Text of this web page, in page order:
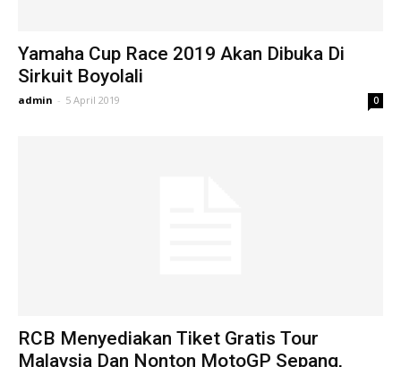
Yamaha Cup Race 2019 Akan Dibuka Di
Sirkuit Boyolali
admin - 5 April 2019 0
RCB Menyediakan Tiket Gratis Tour
Malaysia Dan Nonton MotoGP Sepang,